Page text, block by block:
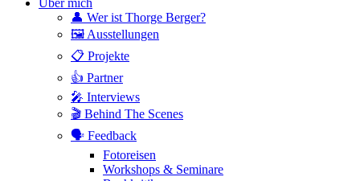
Über mich
👤 Wer ist Thorge Berger?
🖼 Ausstellungen
📋 Projekte
👍 Partner
🎤 Interviews
🎬 Behind The Scenes
🗣 Feedback
Fotoreisen
Workshops & Seminare